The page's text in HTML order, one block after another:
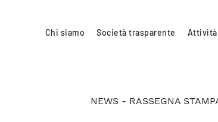
Chi siamo Società trasparente Attività
NEWS - RASSEGNA